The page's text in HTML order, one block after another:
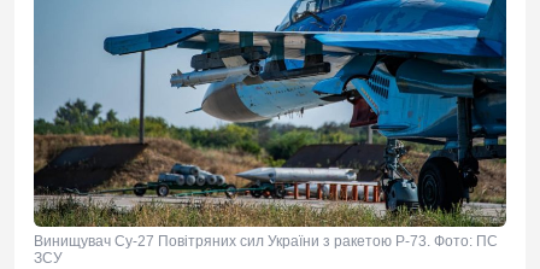
Винищувач Су-27 Повітряних сил України з ракетою Р-73. Фото: ПС
ЗСУ